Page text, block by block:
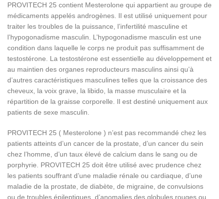
PROVITECH 25 contient Mesterolone qui appartient au groupe de
médicaments appelés androgènes. Il est utilisé uniquement pour
traiter les troubles de la puissance, l’infertilité masculine et
l’hypogonadisme masculin. L’hypogonadisme masculin est une
condition dans laquelle le corps ne produit pas suffisamment de
testostérone. La testostérone est essentielle au développement et
au maintien des organes reproducteurs masculins ainsi qu’à
d’autres caractéristiques masculines telles que la croissance des
cheveux, la voix grave, la libido, la masse musculaire et la
répartition de la graisse corporelle. Il est destiné uniquement aux
patients de sexe masculin.
PROVITECH 25 ( Mesterolone ) n’est pas recommandé chez les
patients atteints d’un cancer de la prostate, d’un cancer du sein
chez l’homme, d’un taux élevé de calcium dans le sang ou de
porphyrie. PROVITECH 25 doit être utilisé avec prudence chez
les patients souffrant d’une maladie rénale ou cardiaque, d’une
maladie de la prostate, de diabète, de migraine, de convulsions
ou de troubles épileptiques, d’anomalies des globules rouges ou